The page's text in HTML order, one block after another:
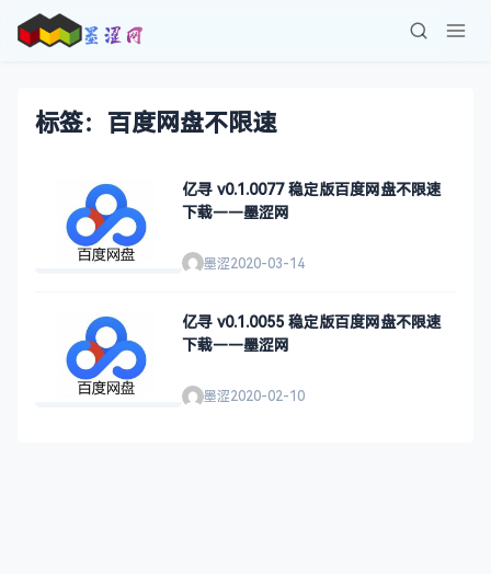
标签：百度网盘不限速
亿寻 v0.1.0077 稳定版百度网盘不限速
下载——墨涩网
墨涩2020-03-14
亿寻 v0.1.0055 稳定版百度网盘不限速
下载——墨涩网
墨涩2020-02-10